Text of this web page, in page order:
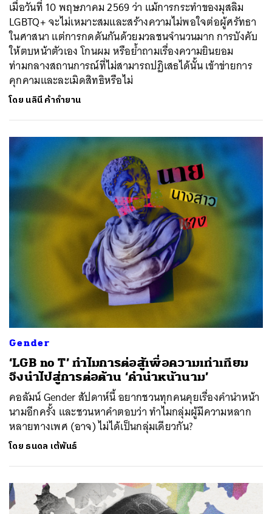
เมื่อวันที่ 10 พฤษภาคม 2569 ว่า แม้การกระทำของมุสลิม
LGBTQ+ จะไม่เหมาะสมและสร้างความไม่พอใจต่อผู้ศรัทธา
ในศาสนา แต่การกดดันกันด้วยมวลชนจำนวนมาก การบังคับ
ให้ตบหน้าตัวเอง โกนผม หรือย้ำถามเรื่องความยินยอม
ท่ามกลางสถานการณ์ที่ไม่สามารถปฏิเสธได้นั้น เข้าข่ายการ
คุกคามและละเมิดสิทธิหรือไม่
โดย นลินี ค้ากำยาน
Gender
‘LGB no T’ ทำไมการต่อสู้เพื่อความเท่าเทียม
จึงนำไปสู่การต่อต้าน ‘คำนำหน้านาม’
คอลัมน์ Gender สัปดาห์นี้ อยากชวนทุกคนคุยเรื่องคำนำหน้า
นามอีกครั้ง และชวนหาคำตอบว่า ทำไมกลุ่มผู้มีความหลาก
หลายทางเพศ (อาจ) ไม่ได้เป็นกลุ่มเดียวกัน?
โดย ธนดล เต้พันธ์